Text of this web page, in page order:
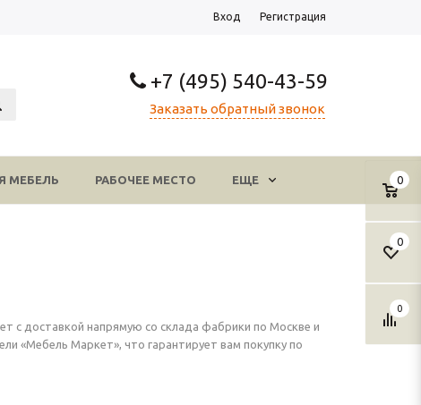
Вход Регистрация
+7 (495) 540-43-59
Заказать обратный звонок
0
0
0
МЕБЕЛЬ РАБОЧЕЕ МЕСТО ЕЩЕ
с доставкой напрямую со склада фабрики по Москве и
«Мебель Маркет», что гарантирует вам покупку по